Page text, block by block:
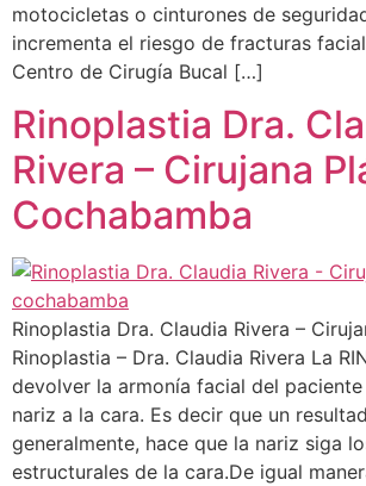
motocicletas o cinturones de
incrementa el riesgo de fracturas
Centro de Cirugía Bucal […]
Rinoplastia Dra.
Rivera – Cirujana
Cochabamba
Rinoplastia Dra. Claudia Rivera –
Rinoplastia – Dra. Claudia Rivera La
devolver la armonía facial del
nariz a la cara. Es decir que un
generalmente, hace que la nariz siga
estructurales de la cara.De igual